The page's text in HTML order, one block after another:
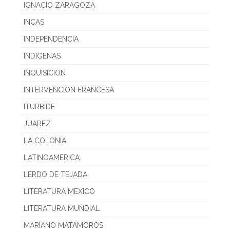
IGNACIO ZARAGOZA
INCAS
INDEPENDENCIA
INDIGENAS
INQUISICION
INTERVENCION FRANCESA
ITURBIDE
JUAREZ
LA COLONIA
LATINOAMERICA
LERDO DE TEJADA
LITERATURA MEXICO
LITERATURA MUNDIAL
MARIANO MATAMOROS